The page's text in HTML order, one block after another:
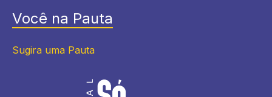
Você na Pauta
Sugira uma Pauta